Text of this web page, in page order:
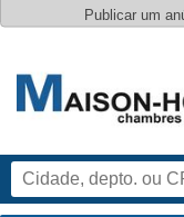
Publicar um